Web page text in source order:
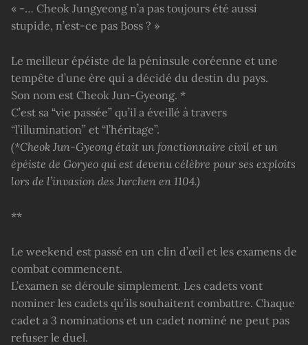
« -… Cheok Jungyeong n’a pas toujours été aussi
stupide, n’est-ce pas Boss ? »
Le meilleur épéiste de la péninsule coréenne et une
tempête d’une ère qui a décidé du destin du pays.
Son nom est Cheok Jun-Gyeong. *
C’est sa “vie passée” qu’il a éveillé à travers
“l’illumination” et “l’héritage”.
(*Cheok Jun-Gyeong était un fonctionnaire civil et un
épéiste de Goryeo qui est devenu célèbre pour ses exploits
lors de l’invasion des Jurchen en 1104.)
**
Le weekend est passé en un clin d’œil et les examens de
combat commencent.
L’examen se déroule simplement. Les cadets vont
nominer les cadets qu’ils souhaitent combattre. Chaque
cadet a 3 nominations et un cadet nominé ne peut pas
refuser le duel.